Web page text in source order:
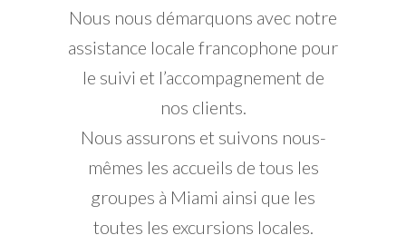
Nous nous démarquons avec notre
assistance locale francophone pour
le suivi et l’accompagnement de
nos clients.
Nous assurons et suivons nous-
mêmes les accueils de tous les
groupes à Miami ainsi que les
toutes les excursions locales.